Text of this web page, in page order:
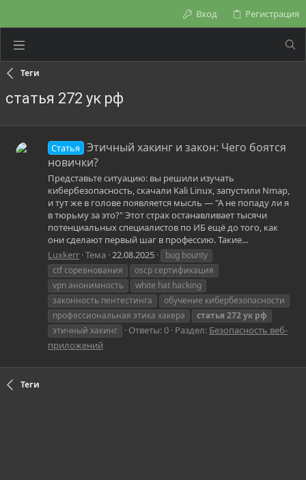
Вход Регистрация
Теги
статья 272 ук рф
Статья
Этичный хакинг и закон: Чего боятся
новички?
Представьте ситуацию: вы решили изучать
кибербезопасность, скачали Kali Linux, запустили Nmap,
и тут же в голове появляется мысль — "А не попаду ли я
в тюрьму за это?" Этот страх останавливает тысячи
потенциальных специалистов по ИБ ещё до того, как
они сделают первый шаг в профессию. Такие...
Luxkerr Тема 22.08.2025
bug bounty
ctf соревнования
oscp сертификация
vpn анонимность
white hat hacking
законность пентестинга
обучение кибербезопасности
профессиональная этика хакера
статья 272ук рф
этичный хакинг
Ответы: 0 Раздел: Безопасность веб-
приложений
Теги